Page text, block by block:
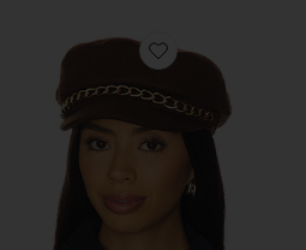
Favorite MARINA キャ